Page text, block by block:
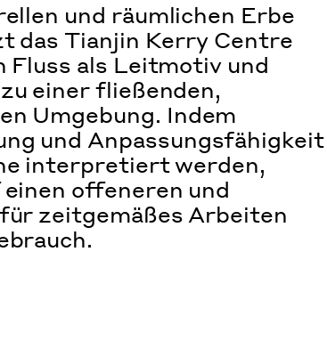
und räumlichen Erbe
das Tianjin Kerry Centre
Fluss als Leitmotiv und
einer fließenden,
Umgebung. Indem
und Anpassungsfähigkeit
interpretiert werden,
offeneren und
zeitgemäßes Arbeiten